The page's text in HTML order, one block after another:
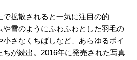
拡散されると一気に注目の的
雪のようにふわふわとした羽毛の
さなくちばしなど、あらゆるポイ
ちが続出。2016年に発売された写真